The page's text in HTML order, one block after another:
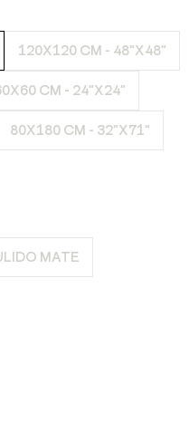
120X120 CM - 48"X48"
CM - 24"X24"
80X180 CM - 32"X71"
MATE